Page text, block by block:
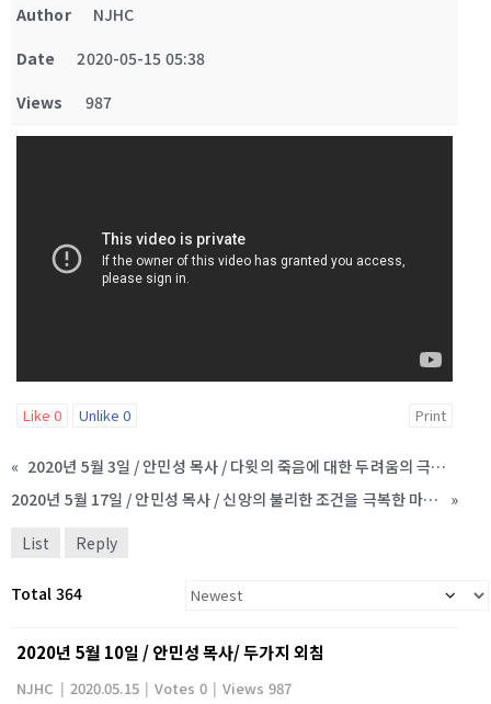
Author
NJHC
Date
2020-05-15 05:38
Views
987
Like 0 Unlike0 Print
«
2020년 5월 3일 / 안민성 목사 / 다윗의 죽음에 대한 두려움의 극복기
2020년 5월 17일 / 안민성 목사 / 신앙의 불리한 조건을 극복한 마리아
»
List
Reply
Total 364
2020년 5월 10일 / 안민성 목사/ 두가지 외침
NJHC | 2020.05.15 | Votes 0 | Views 987